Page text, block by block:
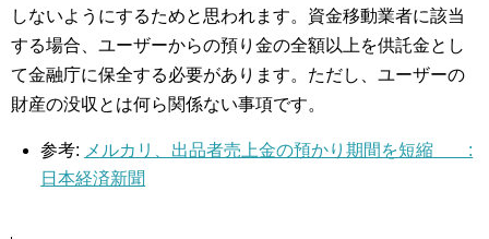
しないようにするためと思われます。資金移動業者に該当
する場合、ユーザーからの預り金の全額以上を供託金とし
て金融庁に保全する必要があります。ただし、ユーザーの
財産の没収とは何ら関係ない事項です。
参考: メルカリ、出品者売上金の預かり期間を短縮 :
日本経済新聞